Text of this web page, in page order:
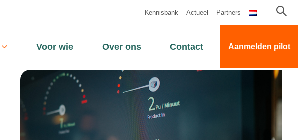
Kennisbank Actueel Partners
Voor wie Over ons Contact Aanmelden pilot